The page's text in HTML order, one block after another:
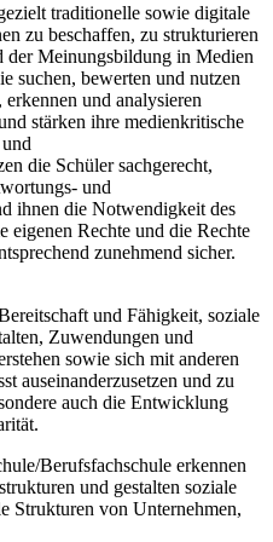
traditionelle sowie digitale
zu beschaffen, zu strukturieren
Meinungsbildung in Medien
suchen, bewerten und nutzen
und analysieren
stärken ihre medienkritische
die Schüler sachgerecht,
und
ihnen die Notwendigkeit des
eigenen Rechte und die Rechte
zunehmend sicher.
und Fähigkeit, soziale
Zuwendungen und
sowie sich mit anderen
auseinanderzusetzen und zu
auch die Entwicklung
Berufsfachschule erkennen
und gestalten soziale
Strukturen von Unternehmen,